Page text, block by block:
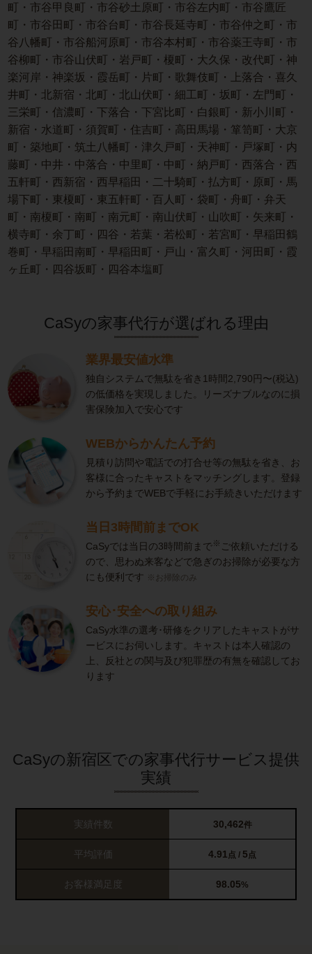
町・市谷甲良町・市谷砂土原町・市谷左内町・市谷鷹匠
町・市谷田町・市谷台町・市谷長延寺町・市谷仲之町・市
谷八幡町・市谷船河原町・市谷本村町・市谷薬王寺町・市
谷柳町・市谷山伏町・岩戸町・榎町・大久保・改代町・神
楽河岸・神楽坂・霞岳町・片町・歌舞伎町・上落合・喜久
井町・北新宿・北町・北山伏町・細工町・坂町・左門町・
三栄町・信濃町・下落合・下宮比町・白銀町・新小川町・
新宿・水道町・須賀町・住吉町・高田馬場・箪笥町・大京
町・築地町・筑土八幡町・津久戸町・天神町・戸塚町・内
藤町・中井・中落合・中里町・中町・納戸町・西落合・西
五軒町・西新宿・西早稲田・二十騎町・払方町・原町・馬
場下町・東榎町・東五軒町・百人町・袋町・舟町・弁天
町・南榎町・南町・南元町・南山伏町・山吹町・矢来町・
横寺町・余丁町・四谷・若葉・若松町・若宮町・早稲田鶴
巻町・早稲田南町・早稲田町・戸山・富久町・河田町・霞
ヶ丘町・四谷坂町・四谷本塩町
CaSyの家事代行が選ばれる理由
業界最安値水準
独自システムで無駄を省き1時間2,790円〜(税込)
の低価格を実現しました。リーズナブルなのに損
害保険加入で安心です
WEBからかんたん予約
見積り訪問や電話での打合せ等の無駄を省き、お
客様に合ったキャストをマッチングします。登録
から予約までWEBで手軽にお手続きいただけます
当日3時間前までOK
CaSyでは当日の3時間前まで※ ご依頼いただける
ので、思わぬ来客などで急ぎのお掃除が必要な方
にも便利です ※お掃除のみ
安心･安全への取り組み
CaSy水準の選考･研修をクリアしたキャストがサ
ービスにお伺いします。キャストは本人確認の
上、反社との関与及び犯罪歴の有無を確認してお
ります
CaSyの新宿区での家事代行サービス提供
実績
実績件数 30,462件
平均評価 4.91 点 / 5 点
お客様満足度 98.05%